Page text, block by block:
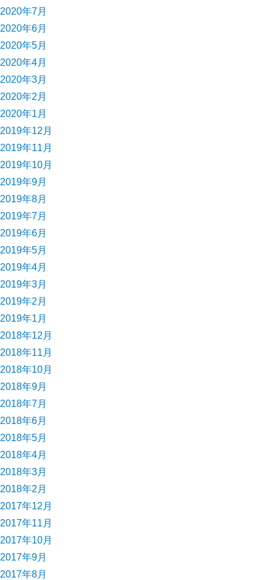
2020年7月
2020年6月
2020年5月
2020年4月
2020年3月
2020年2月
2020年1月
2019年12月
2019年11月
2019年10月
2019年9月
2019年8月
2019年7月
2019年6月
2019年5月
2019年4月
2019年3月
2019年2月
2019年1月
2018年12月
2018年11月
2018年10月
2018年9月
2018年7月
2018年6月
2018年5月
2018年4月
2018年3月
2018年2月
2017年12月
2017年11月
2017年10月
2017年9月
2017年8月